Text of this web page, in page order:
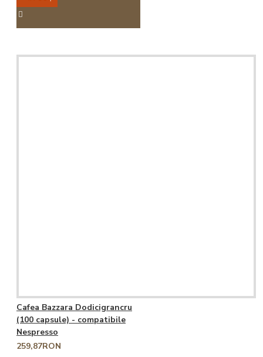
Cafea Bazzara Dodicigrancru
(100 capsule) - compatibile
Nespresso
259,87RON